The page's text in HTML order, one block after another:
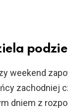
weekend
zachodniej
dniem z